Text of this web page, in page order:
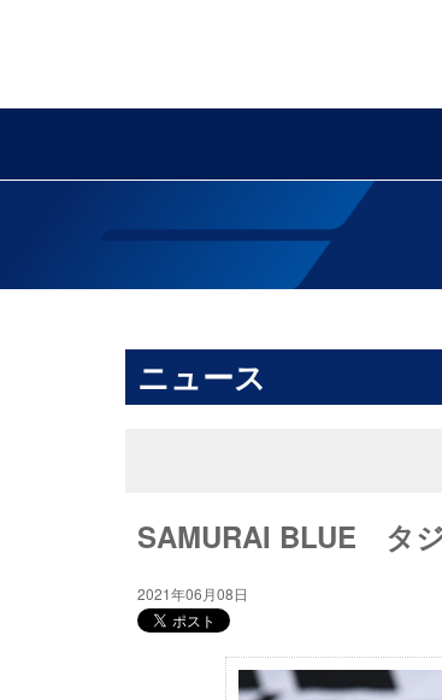
ニュース
SAMURAI BLUE タ
2021年06月08日